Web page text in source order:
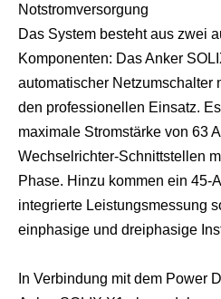
Notstromversorgung
Das System besteht aus zwei
Komponenten: Das Anker
automatischer Netzumschalter
den professionellen Einsatz.
maximale Stromstärke von 63
Wechselrichter-Schnittstellen
Phase. Hinzu kommen ein 45-
integrierte Leistungsmessung
einphasige und dreiphasige
In Verbindung mit dem Power